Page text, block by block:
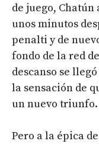
de juego, Chatún
unos minutos
penalti y de
fondo de la red
descanso se
la sensación de
un nuevo triunfo.
Pero a la épica